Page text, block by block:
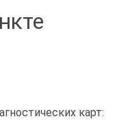
карт: